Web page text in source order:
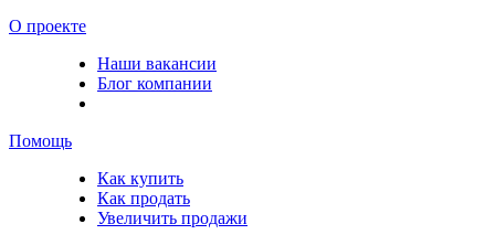
О проекте
Наши вакансии
Блог компании
Помощь
Как купить
Как продать
Увеличить продажи